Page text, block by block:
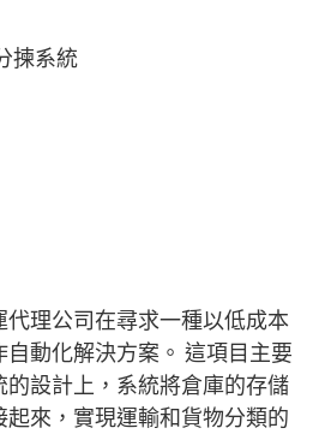
揀系統
理公司在尋求一種以低成本
動化解決方案。 這項目主要
設計上，系統將倉庫的存儲
來，實現運輸和貨物分類的